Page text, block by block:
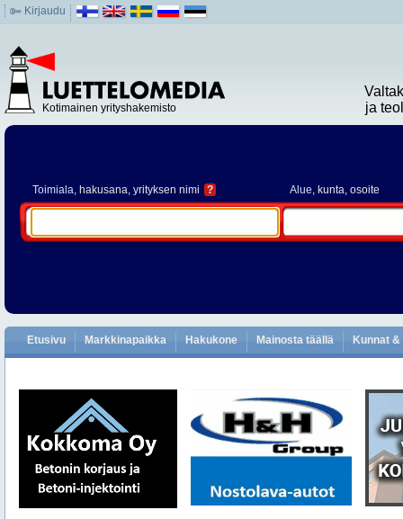
Kirjaudu
Kotimainen yrityshakemisto
ja
Toimiala, hakusana, yrityksen nimi ? Alue, kunta, osoite
Etusivu Markkinapaikka Hakukone Mainosta täällä Kunnat